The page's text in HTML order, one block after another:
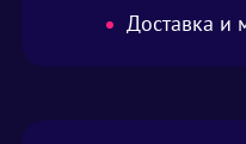
Доставка и